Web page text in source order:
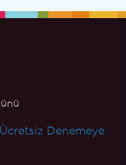
Denemeye